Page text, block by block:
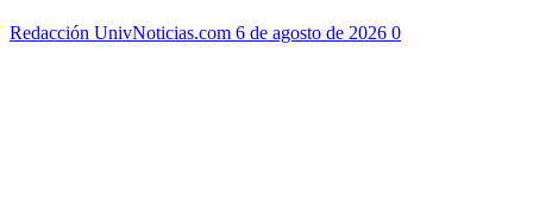
Redacción UnivNoticias.com 6 de agosto de 2026 0